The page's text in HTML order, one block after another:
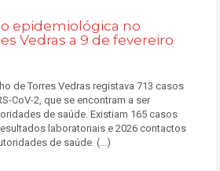
epidemiológica no
Vedras a 9 de fevereiro
de Torres Vedras registava 713 casos
CoV-2, que se encontram a ser
de saúde. Existiam 165 casos
laboratoriais e 2026 contactos
de saúde. (...)